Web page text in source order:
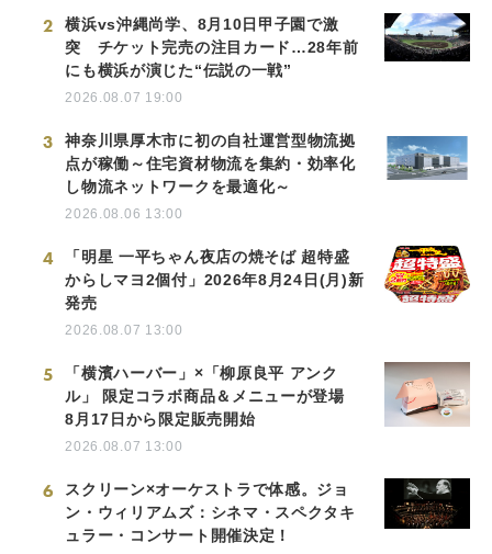
2
横浜vs沖縄尚学、8月10日甲子園で激
突 チケット完売の注目カード…28年前
にも横浜が演じた“伝説の一戦”
2026.08.07 19:00
3
神奈川県厚木市に初の自社運営型物流拠
点が稼働～住宅資材物流を集約・効率化
し物流ネットワークを最適化～
2026.08.06 13:00
4
「明星 一平ちゃん夜店の焼そば 超特盛
からしマヨ2個付」2026年8月24日(月)新
発売
2026.08.07 13:00
5
「横濱ハーバー」×「柳原良平 アンク
ル」 限定コラボ商品＆メニューが登場
8月17日から限定販売開始
2026.08.07 13:00
6
スクリーン×オーケストラで体感。ジョ
ン・ウィリアムズ：シネマ・スペクタキ
ュラー・コンサート開催決定！